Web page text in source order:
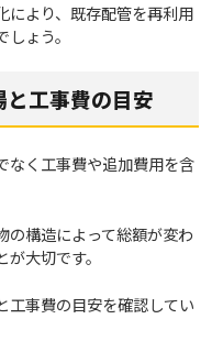
により、既存配管を再利用
ょう。
工事費の目安
なく工事費や追加費用を含
の構造によって総額が変わ
大切です。
工事費の目安を確認してい